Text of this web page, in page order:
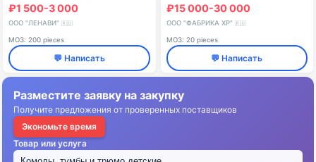
₽1 500-3 000
ООО "ЛЕНАВИ" 🇷🇺
МОЗ: 200 pieces
💬 Написать
₽15 000-30 000
ООО "ФАБРИКА ХР" 🇷🇺
МОЗ: 20 pieces
💬 Написать
Разместите заявку на закупку
Получите предложения от проверенных поставщиков
Экономьте время
Товар или услуга